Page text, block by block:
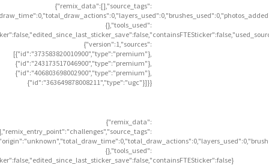
{"remix_data":[],"source_tags":
{},"tools_used":
{"version":1,"sources":
[{"id":"373583820010900","type":"premium"},
{"id":"243173517046900","type":"premium"},
{"id":"406803698002900","type":"premium"},
{"id":"363649878008211","type":"ugc"}]}}
{"remix_data":
{},"tools_used":